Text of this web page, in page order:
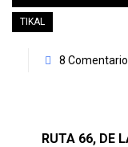
TIKAL
8
RUTA 66, DE